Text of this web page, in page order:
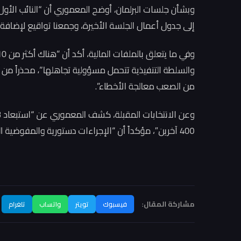
وبشأن جلسات البرلمان، أوضح المعموري أن “النائب
إلى جدول أعمال الجلسة الأخيرة، وجمعنا تواقيع
والسلطة التنفيذية تتحمل مسؤولية تجاهلها”، محذراً
من الصعب معالجة الأخطاء”.
400 آخرين”، مؤكداً أن “الإجراءات دستورية والمفوضية الحالية تقدم أداءً جيداً”.
مشاركة المقال: فيسبوك تويتر واتساب تلغرام